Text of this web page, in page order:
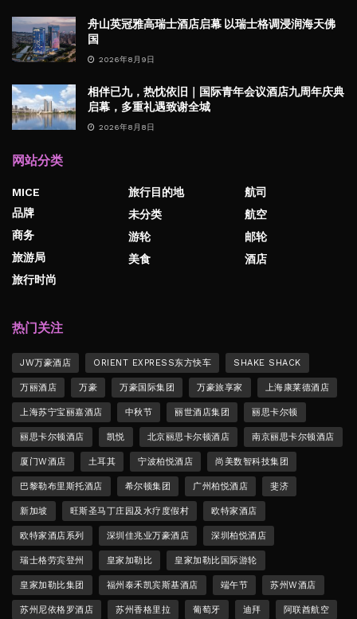
舟山英冠雅高瑞士酒店启幕 以瑞士格调浸润海天佛
国
2026年8月9日
相伴已九，热忱依旧｜国际青年会议酒店九周年庆典
启幕，多重礼遇致谢全城
2026年8月8日
网站分类
MICE
品牌
商务
旅游局
旅行时尚
旅行目的地
未分类
游轮
美食
航司
航空
邮轮
酒店
热门关注
JW万豪酒店 ORIENT EXPRESS东方快车 SHAKE SHACK
万丽酒店 万豪 万豪国际集团 万豪旅享家 上海康莱德酒店
上海苏宁宝丽嘉酒店 中秋节 丽世酒店集团 丽思卡尔顿
丽思卡尔顿酒店 凯悦 北京丽思卡尔顿酒店 南京丽思卡尔顿酒店
厦门W酒店 土耳其 宁波柏悦酒店 尚美数智科技集团
巴黎勒布里斯托酒店 希尔顿集团 广州柏悦酒店 斐济
新加坡 旺斯圣马丁庄园及水疗度假村 欧特家酒店
欧特家酒店系列 深圳佳兆业万豪酒店 深圳柏悦酒店
瑞士格劳宾登州 皇家加勒比 皇家加勒比国际游轮
皇家加勒比集团 福州泰禾凯宾斯基酒店 端午节 苏州W酒店
苏州尼依格罗酒店 苏州香格里拉 葡萄牙 迪拜 阿联酋航空